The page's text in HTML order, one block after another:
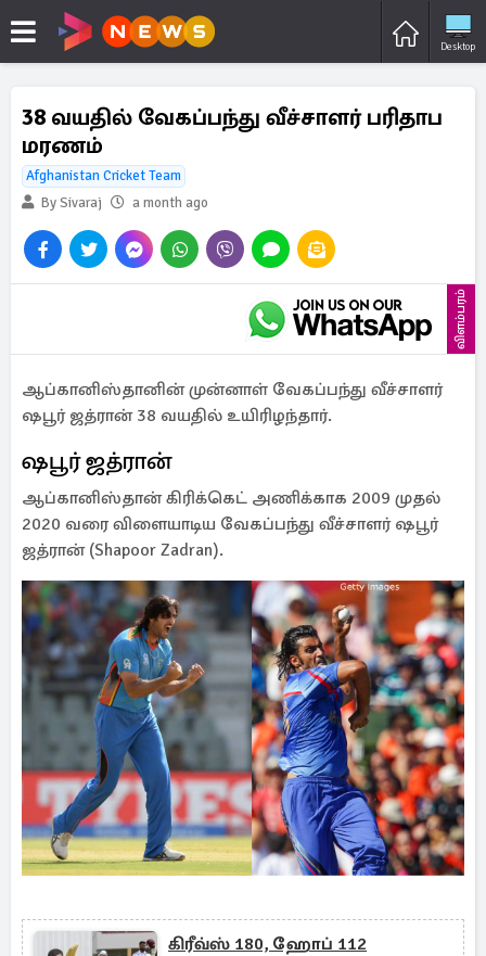
Desktop
38 வயதில் வேகப்பந்து வீச்சாளர் பரிதாப
மரணம்
Afghanistan Cricket Team
By Sivaraj
a month ago
விளம்பரம்
ஆப்கானிஸ்தானின் முன்னாள் வேகப்பந்து வீச்சாளர்
ஷபூர் ஜத்ரான் 38 வயதில் உயிரிழந்தார்.
ஷபூர் ஜத்ரான்
ஆப்கானிஸ்தான் கிரிக்கெட் அணிக்காக 2009 முதல்
2020 வரை விளையாடிய வேகப்பந்து வீச்சாளர் ஷபூர்
ஜத்ரான் (Shapoor Zadran).
கிரீவ்ஸ் 180, ஹோப் 112